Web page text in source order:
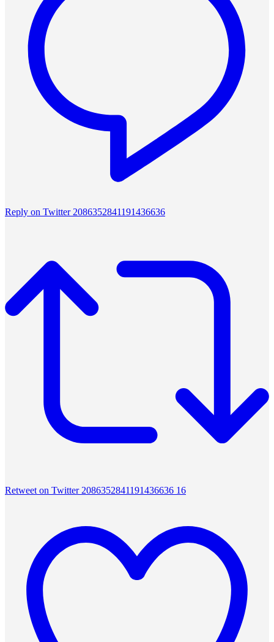
Reply on Twitter 2086352841191436636
Retweet on Twitter 2086352841191436636 16